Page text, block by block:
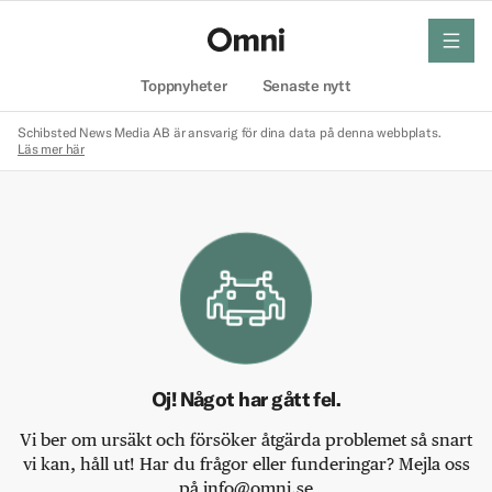
Toppnyheter Senaste nytt
meny
Schibsted News Media AB är ansvarig för dina data på denna webbplats.
Läs mer här
Oj! Något har gått fel.
Vi ber om ursäkt och försöker åtgärda problemet så snart
vi kan, håll ut! Har du frågor eller funderingar? Mejla oss